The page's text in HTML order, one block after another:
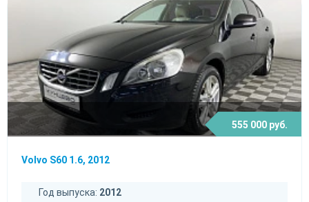
555 000 руб.
Volvo S60 1.6, 2012
Год выпуска: 2012